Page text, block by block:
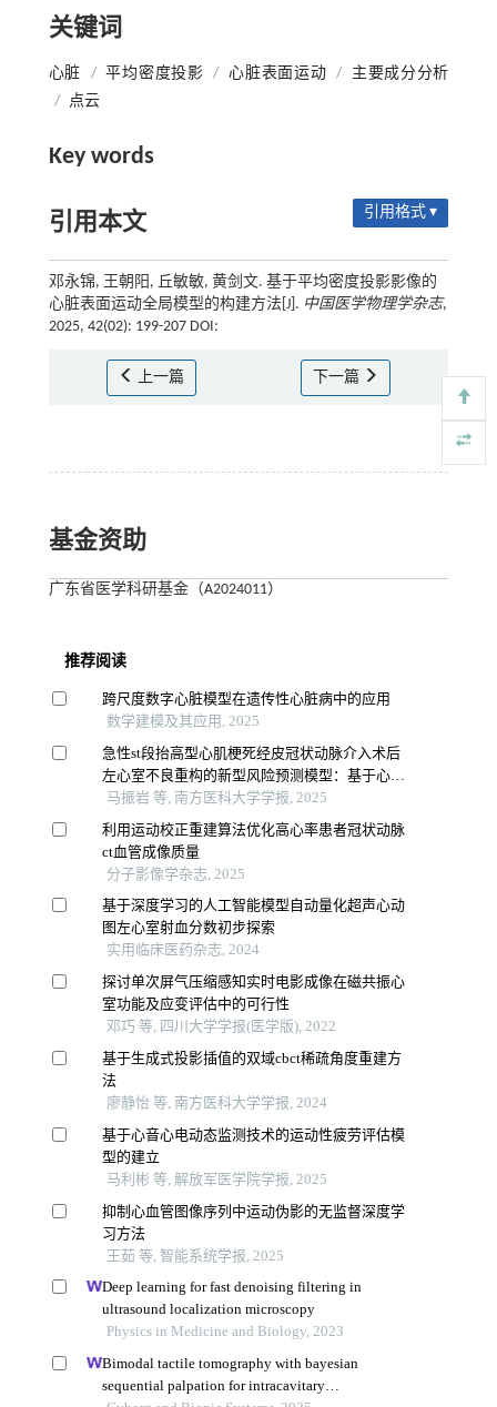
关键词
心脏 / 平均密度投影 / 心脏表面运动 / 主要成分分析
/
点云
Key words
引用本文 引用格式 ▾
邓永锦, 王朝阳, 丘敏敏, 黄剑文. 基于平均密度投影影像的
心脏表面运动全局模型的构建方法[J]. 中国医学物理学杂志,
2025, 42(02): 199-207 DOI:
上一篇 下一篇
基金资助
广东省医学科研基金（A2024011）